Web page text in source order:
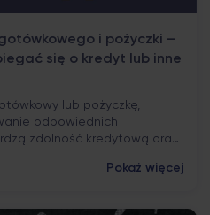
i pożyczki –
się o kredyt lub inne
lub pożyczkę,
odpowiednich
zdolność kredytową oraz
przez bank lubPokaż więcej